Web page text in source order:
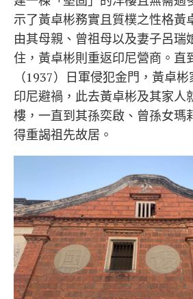
示了黃卓彬務實且質樸之性格黃
由其母親、曾祖母以及妻子呂瑞
住，黃卓彬則重返印尼營商。直
（1937）日軍侵犯金門，黃卓
印尼避禍，此去黃卓彬及其家人
樓，一直到其孫奕啟、曾孫女瑪
得重謁祖先故居。